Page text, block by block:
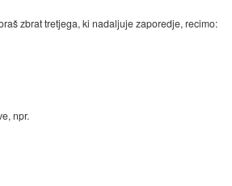
zbrat tretjega, ki nadaljuje zaporedje, recimo:
npr.